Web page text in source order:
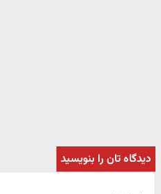
دیدگاه تان را بنویسید